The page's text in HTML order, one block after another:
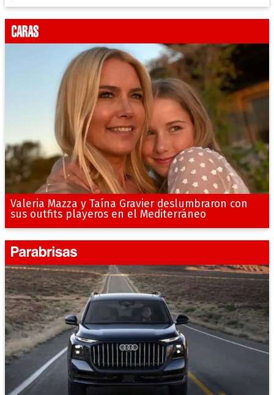
Valeria Mazza y Taína Gravier deslumbraron con
sus outfits playeros en el Mediterráneo